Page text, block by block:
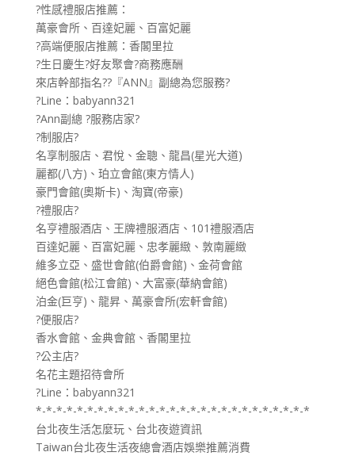
?性感禮服店推薦：
萬豪會所、百達妃麗、百富妃麗
?高端便服店推薦：香閣里拉
?生日慶生?好友聚會?商務應酬
來店幹部指名??『ANN』副總為您服務?
?Line：babyann321
?Ann副總 ?服務店家?
?制服店?
名享制服店、君悅、金聰、龍昌(星光大道)
麗都(八方)、珀立會館(東方情人)
豪門會館(奧斯卡)、淘寶(帝豪)
?禮服店?
名亨禮服酒店、王牌禮服酒店、101禮服酒店
百達妃麗、百富妃麗、忠孝麗緻、敦南麗緻
維多立亞、盛世會館(伯爵會館)、金荷會館
絕色會館(松江會館)、大富豪(華納會館)
泊金(巨亨)、龍昇、萬豪會所(宏軒會館)
?便服店?
香水會館、金典會館、香閣里拉
?公主店?
名花主題招待會所
?Line：babyann321
*-*-*-*-*-*-*-*-*-*-*-*-*-*-*-*-*-*-*-*-*-*-*-*-*-*-*
台北夜生活怎麼玩、台北夜遊資訊
Taiwan台北夜生活夜總會酒店娛樂推薦消費